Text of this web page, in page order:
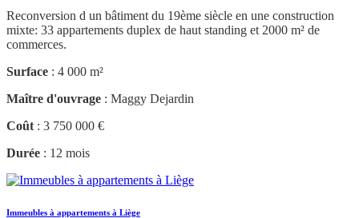
Reconversion d un bâtiment du 19ème siècle en une construction
mixte: 33 appartements duplex de haut standing et 2000 m² de
commerces.
Surface : 4 000 m²
Maître d'ouvrage : Maggy Dejardin
Coût : 3 750 000 €
Durée : 12 mois
Immeubles à appartements à Liège